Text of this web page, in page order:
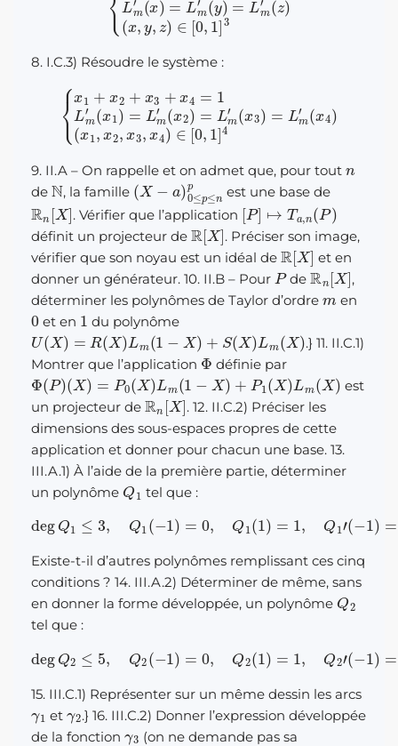
8. I.C.3) Résoudre le système :
x 2 + 1 x1
3 m ) ,x
9. II.A – On rappelle et on admet que, pour tout
de
N
, la famille
(X− 0≤p
est une base de
R n[X]
. Vérifier que l’application
[P] a,n P)
définit un projecteur de
R [X]
. Préciser son image,
vérifier que son noyau est un idéal de
R [X]
et en
donner un générateur. 10. II.B – Pour
P
de
R n[X]
,
déterminer les polynômes de Taylor d’ordre
m
en
0
et en
1
du polynôme
U(X)= X )Lm( −X S(X m(X)
.} 11. II.C.1)
Montrer que l’application
Φ
définie par
Φ (P) (X)= 0(X)Lm −X P1 Lm(X )
est
un projecteur de
R n[X]
. 12. II.C.2) Préciser les
dimensions des sous-espaces propres de cette
application et donner pour chacun une base. 13.
III.A.1) À l’aide de la première partie, déterminer
un polynôme
Q
tel que :
degQ 1≤ 3, (− )= 0,Q 1) Q ′(−1 0 ′(1 =0
Existe-t-il d’autres polynômes remplissant ces cinq
conditions ? 14. III.A.2) Déterminer de même, sans
en donner la forme développée, un polynôme
Q
tel que :
deg 2≤ 5 Q2 )= Q2 (1)= Q
(−1 Q2 (1 =0 2” 1)= Q2 =
15. III.C.1) Représenter sur un même dessin les arcs
γ1
et
γ2
.} 16. III.C.2) Donner l’expression développée
de la fonction
γ3
(on ne demande pas sa